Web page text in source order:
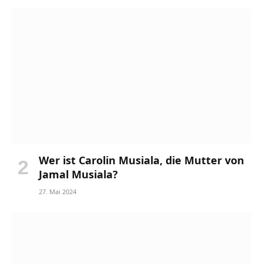
Wer ist Carolin Musiala, die Mutter von
Jamal Musiala?
27. Mai 2024